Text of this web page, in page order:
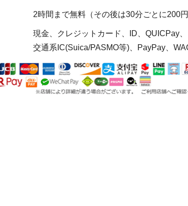
2時間まで無料（その後は30分ごとに200
現金、クレジットカード、ID、QUICPay、
交通系IC(Suica/PASMO等)、PayPay、